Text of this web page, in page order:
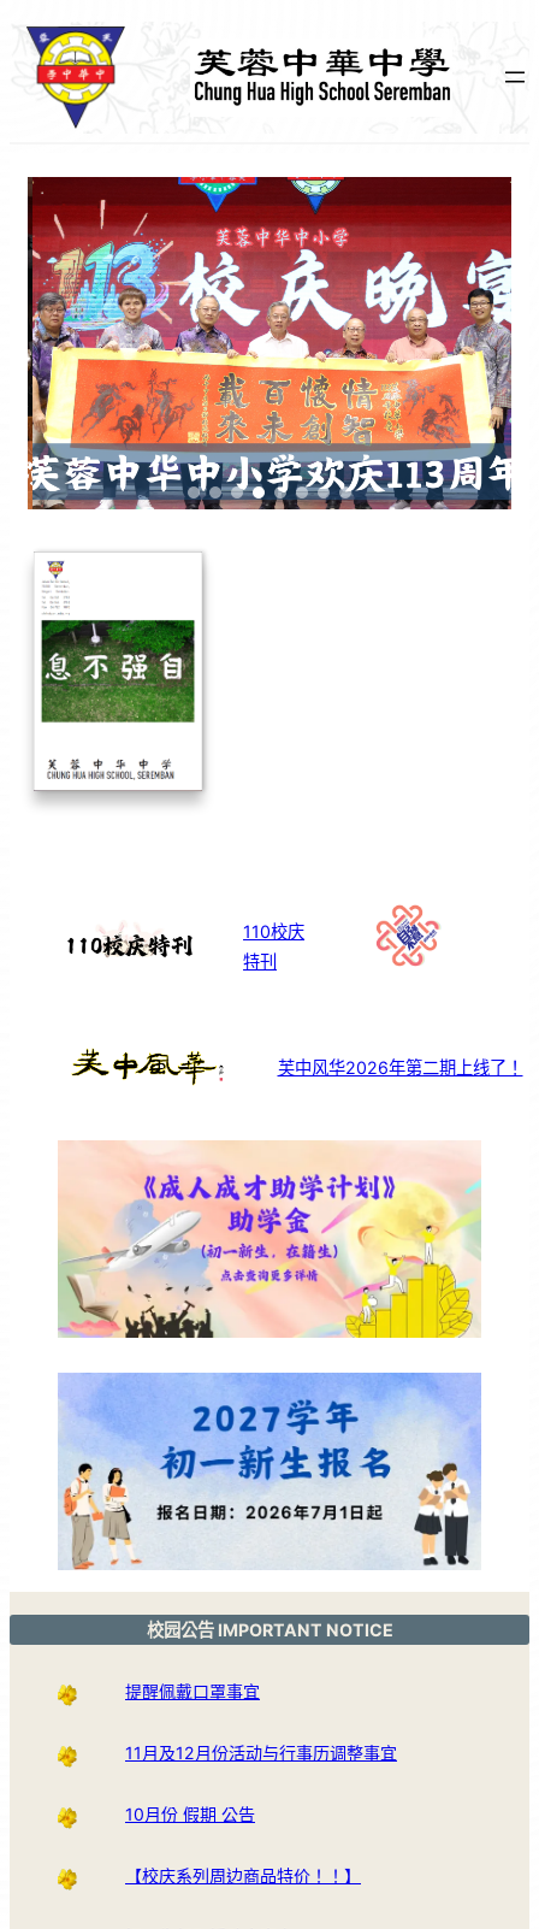
110校庆
特刊
芙中风华2026年第二期上线了！
校园公告 IMPORTANT NOTICE
提醒佩戴口罩事宜
11月及12月份活动与行事历调整事宜
10月份 假期 公告
【校庆系列周边商品特价！！】